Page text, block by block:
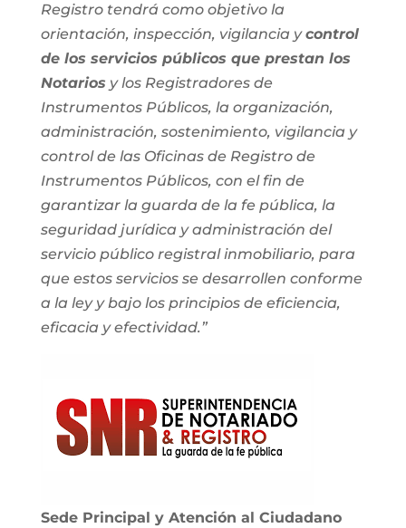
Registro tendrá como objetivo la
orientación, inspección, vigilancia ycontrol
de los servicios públicos que prestan los
Notarios y los Registradores de
Instrumentos Públicos, la organización,
administración, sostenimiento, vigilancia y
control de las Oficinas de Registro de
Instrumentos Públicos, con el fin de
garantizar la guarda de la fe pública, la
seguridad jurídica y administración del
servicio público registral inmobiliario, para
que estos servicios se desarrollen conforme
a la ley y bajo los principios de eficiencia,
eficacia y efectividad.”
Sede Principal y Atención al Ciudadano